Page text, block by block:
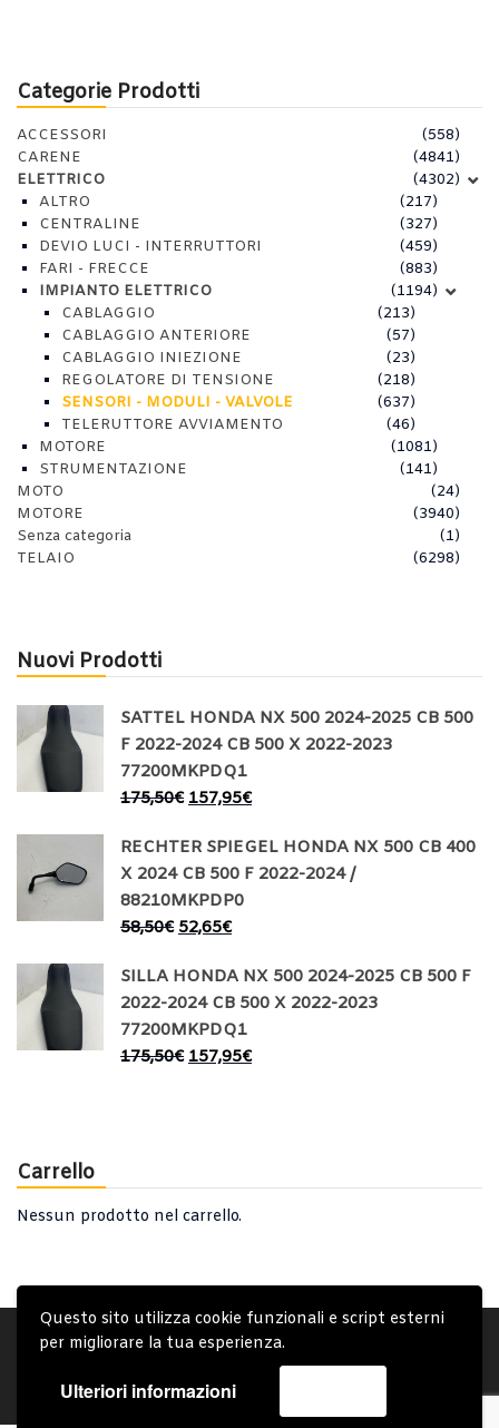
Questo sito utilizza cookie funzionali e script esterni
per migliorare la tua esperienza.
Ulteriori informazioni
Categorie Prodotti
ACCESSORI
(558)
CARENE
(4841)
ELETTRICO
(4302)
ALTRO
(217)
CENTRALINE
(327)
DEVIO LUCI - INTERRUTTORI
(459)
FARI - FRECCE
(883)
IMPIANTO ELETTRICO
(1194)
CABLAGGIO
(213)
CABLAGGIO ANTERIORE
(57)
CABLAGGIO INIEZIONE
(23)
REGOLATORE DI TENSIONE
(218)
SENSORI - MODULI - VALVOLE
(637)
TELERUTTORE AVVIAMENTO
(46)
MOTORE
(1081)
STRUMENTAZIONE
(141)
MOTO
(24)
MOTORE
(3940)
Senza categoria
(1)
TELAIO
(6298)
Nuovi Prodotti
SATTEL HONDA NX 500 2024-2025 CB 500
F 2022-2024 CB 500 X 2022-2023
77200MKPDQ1
175,50€ 157,95€
RECHTER SPIEGEL HONDA NX 500 CB 400
X 2024 CB 500 F 2022-2024 /
88210MKPDP0
58,50€ 52,65€
SILLA HONDA NX 500 2024-2025 CB 500 F
2022-2024 CB 500 X 2022-2023
77200MKPDQ1
175,50€ 157,95€
Carrello
Nessun prodotto nel carrello.
Account Condizioni Generali
Spedizione e Consegna
Copyright © 2019 - System Bike Srl - Design by TDsolutions